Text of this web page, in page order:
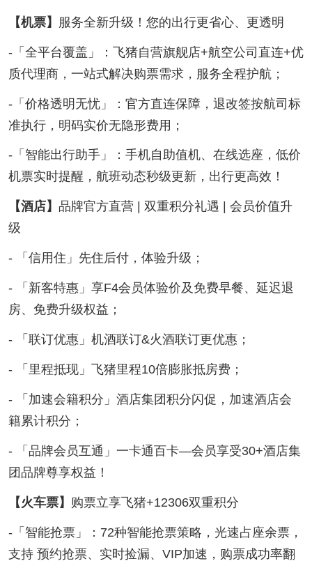
【机票】 服务全新升级！您的出行更省心、更透明
-「全平台覆盖」：飞猪自营旗舰店+航空公司直连+优
质代理商，一站式解决购票需求，服务全程护航；
-「价格透明无忧」：官方直连保障，退改签按航司标
准执行，明码实价无隐形费用；
-「智能出行助手」：手机自助值机、在线选座，低价
机票实时提醒，航班动态秒级更新，出行更高效！
【酒店】 品牌官方直营 | 双重积分礼遇 | 会员价值升
级
- 「信用住」先住后付，体验升级；
- 「新客特惠」享F4会员体验价及免费早餐、延迟退
房、免费升级权益；
- 「联订优惠」机酒联订&火酒联订更优惠；
- 「里程抵现」飞猪里程10倍膨胀抵房费；
- 「加速会籍积分」酒店集团积分闪促，加速酒店会
籍累计积分；
- 「品牌会员互通」一卡通百卡—会员享受30+酒店集
团品牌尊享权益！
【火车票】 购票立享飞猪+12306双重积分
-「智能抢票」：72种智能抢票策略，光速占座余票，
支持 预约抢票、实时捡漏、VIP加速，购票成功率翻